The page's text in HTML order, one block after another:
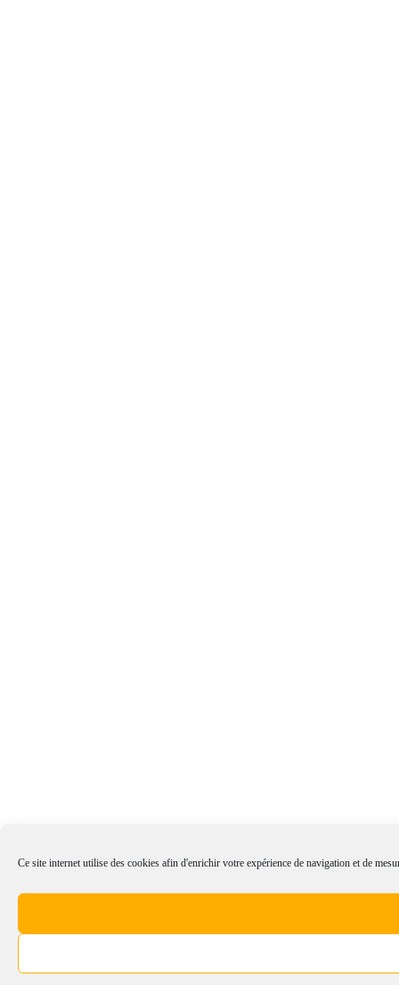
Ce site internet utilise des cookies afin d'enrichir votre expérience de navigation et de